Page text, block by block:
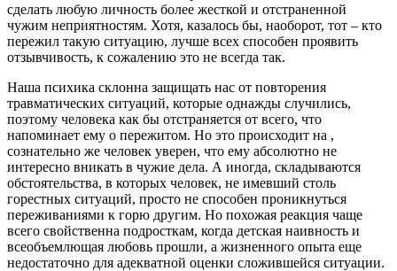
сделать любую личность более жесткой и отстраненной
чужим неприятностям. Хотя, казалось бы, наоборот, тот – кто
пережил такую ситуацию, лучше всех способен проявить
отзывчивость, к сожалению это не всегда так.
Наша психика склонна защищать нас от повторения
травматических ситуаций, которые однажды случились,
поэтому человека как бы отстраняется от всего, что
напоминает ему о пережитом. Но это происходит на ,
сознательно же человек уверен, что ему абсолютно не
интересно вникать в чужие дела. А иногда, складываются
обстоятельства, в которых человек, не имевший столь
горестных ситуаций, просто не способен проникнуться
переживаниями к горю другим. Но похожая реакция чаще
всего свойственна подросткам, когда детская наивность и
всеобъемлющая любовь прошли, а жизненного опыта еще
недостаточно для адекватной оценки сложившейся ситуации.